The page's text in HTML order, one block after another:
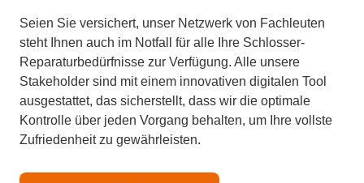
Seien Sie versichert, unser Netzwerk von Fachleuten
steht Ihnen auch im Notfall für alle Ihre Schlosser-
Reparaturbedürfnisse zur Verfügung. Alle unsere
Stakeholder sind mit einem innovativen digitalen Tool
ausgestattet, das sicherstellt, dass wir die optimale
Kontrolle über jeden Vorgang behalten, um Ihre vollste
Zufriedenheit zu gewährleisten.